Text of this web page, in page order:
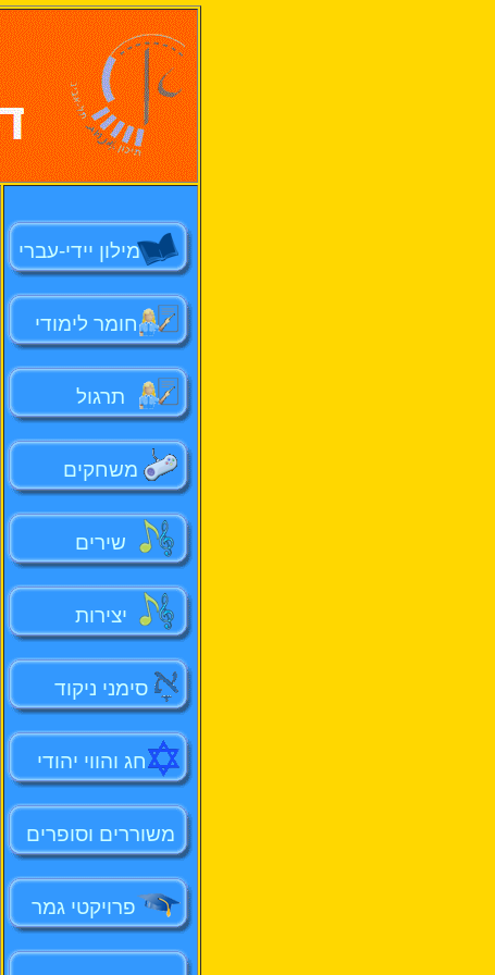
מילון יידי-עברי
חומר לימודי
תרגול
משחקים
שירים
יצירות
סימני ניקוד
חג והווי יהודי
משוררים וסופרים
פרויקטי גמר